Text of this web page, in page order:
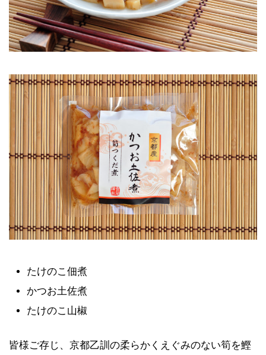
たけのこ佃煮
かつお土佐煮
たけのこ山椒
皆様ご存じ、京都乙訓の柔らかくえぐみのない筍を鰹